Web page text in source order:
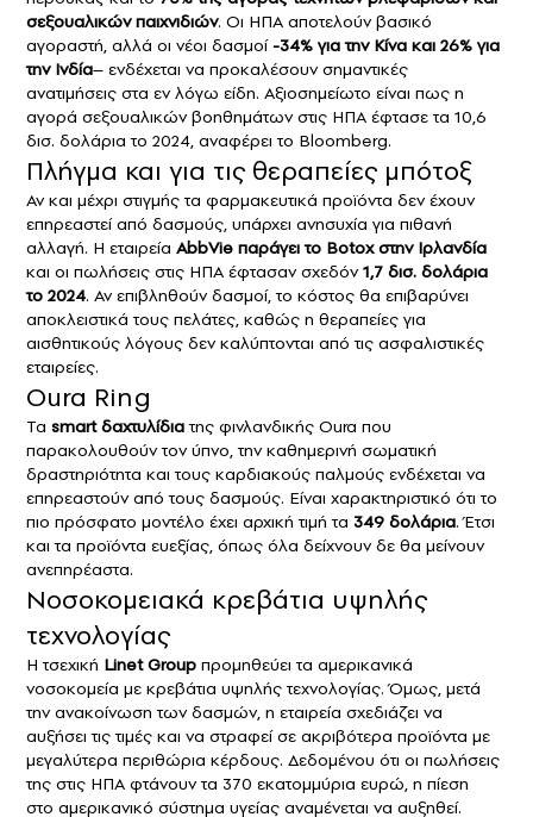
σεξουαλικών παιχνιδιών. Οι ΗΠΑ αποτελούν βασικό
αγοραστή, αλλά οι νέοι δασμοί -34% για την Κίνα και 26% για
την Ινδία– ενδέχεται να προκαλέσουν σημαντικές
ανατιμήσεις στα εν λόγω είδη. Αξιοσημείωτο είναι πως η
αγορά σεξουαλικών βοηθημάτων στις ΗΠΑ έφτασε τα 10,6
δισ. δολάρια το 2024, αναφέρει το Βloomberg.
Πλήγμα και για τις θεραπείες μπότοξ
Αν και μέχρι στιγμής τα φαρμακευτικά προϊόντα δεν έχουν
επηρεαστεί από δασμούς, υπάρχει ανησυχία για πιθανή
αλλαγή. Η εταιρεία AbbVie παράγει το Botox στην Ιρλανδία
και οι πωλήσεις στις ΗΠΑ έφτασαν σχεδόν1,7 δισ. δολάρια
το 2024. Αν επιβληθούν δασμοί, το κόστος θα επιβαρύνει
αποκλειστικά τους πελάτες, καθώς η θεραπείες για
αισθητικούς λόγους δεν καλύπτονται από τις ασφαλιστικές
εταιρείες.
Oura Ring
Τα smart δαχτυλίδιατης φινλανδικής Oura που
παρακολουθούν τον ύπνο, την καθημερινή σωματική
δραστηριότητα και τους καρδιακούς παλμούς ενδέχεται να
επηρεαστούν από τους δασμούς. Είναι χαρακτηριστικό ότι το
πιο πρόσφατο μοντέλο έχει αρχική τιμή τα 349 δολάρια. Έτσι
και τα προϊόντα ευεξίας, όπως όλα δείχνουν δε θα μείνουν
ανεπηρέαστα.
Νοσοκομειακά κρεβάτια υψηλής
τεχνολογίας
Η τσεχική Linet Group προμηθεύει τα αμερικανικά
νοσοκομεία με κρεβάτια υψηλής τεχνολογίας. Όμως, μετά
την ανακοίνωση των δασμών, η εταιρεία σχεδιάζει να
αυξήσει τις τιμές και να στραφεί σε ακριβότερα προϊόντα με
μεγαλύτερα περιθώρια κέρδους. Δεδομένου ότι οι πωλήσεις
της στις ΗΠΑ φτάνουν τα 370 εκατομμύρια ευρώ, η πίεση
στο αμερικανικό σύστημα υγείας αναμένεται να αυξηθεί.